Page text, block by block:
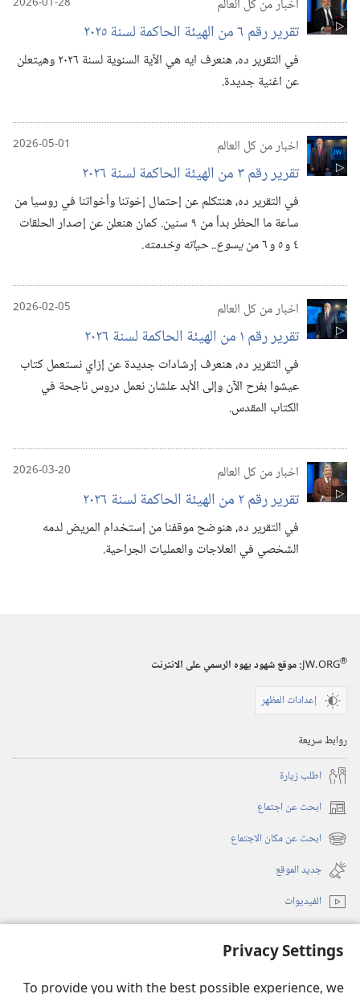
Privacy Settings
To provide you with the best possible experience, we
اخبار من كل العالم
تقرير رقم ٦ من الهيئة الحاكمة لسنة ٢٠٢٥
في التقرير ده،‏ هنعرف ايه هي الآية السنوية لسنة ٢٠٢٦ وهيتعلن
عن اغنية جديدة.‏
2026-05-01 اخبار من كل العالم
تقرير رقم ٣ من الهيئة الحاكمة لسنة ٢٠٢٦
في التقرير ده،‏ هنتكلم عن إحتمال إخوتنا وأخواتنا في روسيا من
ساعة ما الحظر بدأ من ٩ سنين.‏ كمان هنعلن عن إصدار الحلقات
٤ و ٥ و ٦ من
يسوع.‏.‏ حياته وخدمته.‏
2026-02-05 اخبار من كل العالم
تقرير رقم ١ من الهيئة الحاكمة لسنة ٢٠٢٦
في التقرير ده،‏ هنعرف إرشادات جديدة عن إزاي نستعمل كتاب
عيشوا بفرح الآن وإلى الأبد علشان نعمل دروس ناجحة في
الكتاب المقدس.‏
2026-03-20 اخبار من كل العالم
تقرير رقم ٢ من الهيئة الحاكمة لسنة ٢٠٢٦
في التقرير ده،‏ هنوضح موقفنا من إستخدام المريض لدمه
الشخصي في العلاجات والعمليات الجراحية.‏
JW.ORG®
:‏ موقع شهود يهوه الرسمي على الانترنت
إعدادات المظهر
روابط سريعة
اطلب زيارة
ابحث عن اجتماع (يفتح
نافذة ابحث عن مكان الاجتماع (يفتح
نافذة
جديدة)
جديد الموقع
الفيديوات